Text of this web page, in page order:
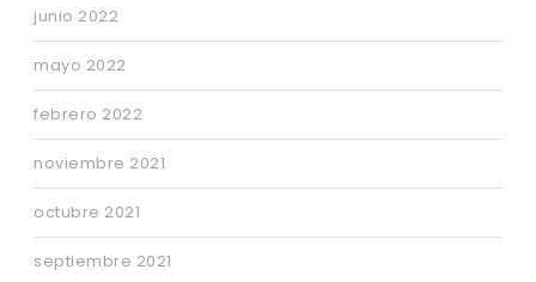
junio 2022
mayo 2022
febrero 2022
noviembre 2021
octubre 2021
septiembre 2021